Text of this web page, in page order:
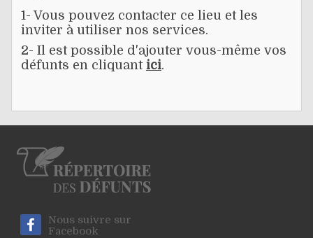
1- Vous pouvez contacter ce lieu et les
inviter à utiliser nos services.
2- Il est possible d'ajouter vous-même vos
défunts en cliquant ici.
Nous suivre sur
Facebook